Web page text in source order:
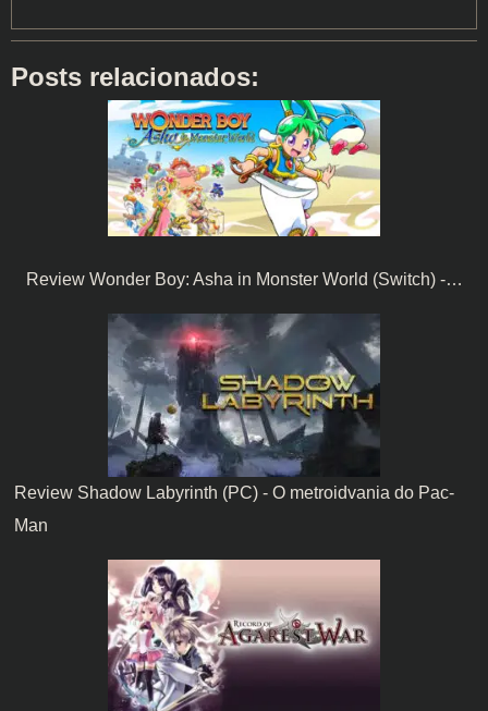
Posts relacionados:
Review Wonder Boy: Asha in Monster World (Switch) -…
Review Shadow Labyrinth (PC) - O metroidvania do Pac-
Man